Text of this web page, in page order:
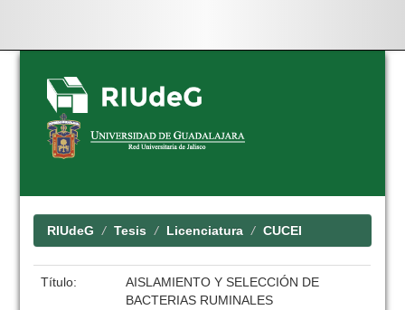
Skip
navigation
RIUdeG Tesis Licenciatura CUCEI
Título:
AISLAMIENTO Y SELECCIÓN DE
BACTERIAS RUMINALES